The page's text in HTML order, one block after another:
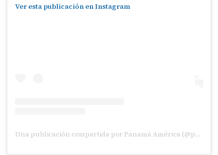
Ver esta publicación en Instagram
Una publicación compartida por Panamá América (@panamaamerica)